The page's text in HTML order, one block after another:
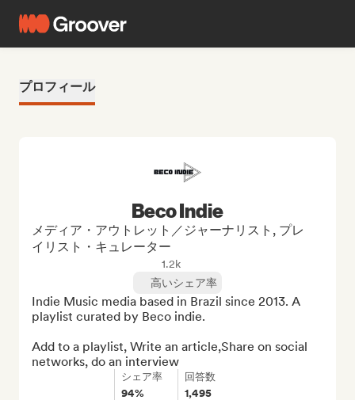
プロフィール
Beco Indie
メディア・アウトレット／ジャーナリスト, プレ
イリスト・キュレーター
1.2k
高いシェア率
Indie Music media based in Brazil since 2013. A
playlist curated by Beco indie.
Add to a playlist, Write an article,Share on social
networks, do an interview
シェア率
94%
回答数
1,495